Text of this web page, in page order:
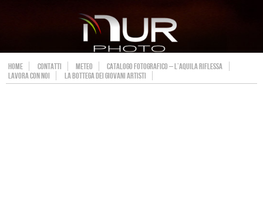
HOME CONTATTI METEO
CATALOGO FOTOGRAFICO – L’AQUILA RIFLESSA
LAVORA CON NOI
LA BOTTEGA DEI GIOVANI ARTISTI